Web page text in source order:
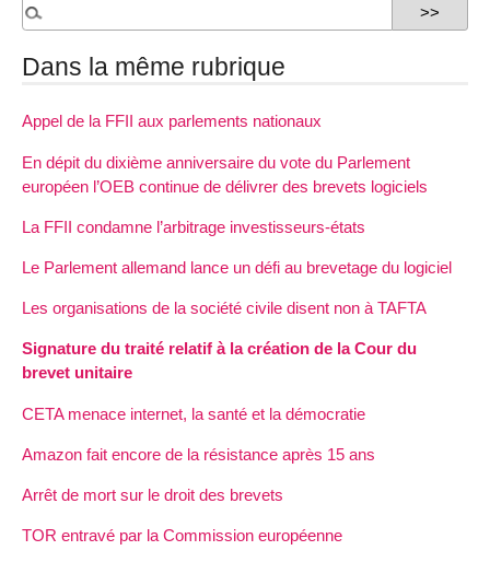
Dans la même rubrique
Appel de la FFII aux parlements nationaux
En dépit du dixième anniversaire du vote du Parlement
européen l’OEB continue de délivrer des brevets logiciels
La FFII condamne l’arbitrage investisseurs-états
Le Parlement allemand lance un défi au brevetage du logiciel
Les organisations de la société civile disent non à TAFTA
Signature du traité relatif à la création de la Cour du
brevet unitaire
CETA menace internet, la santé et la démocratie
Amazon fait encore de la résistance après 15 ans
Arrêt de mort sur le droit des brevets
TOR entravé par la Commission européenne